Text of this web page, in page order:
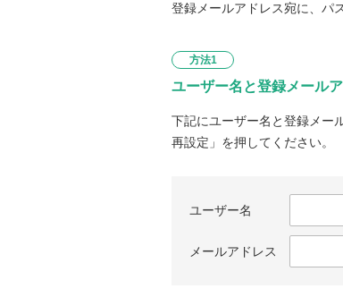
登録メールアドレス宛に、パ
方法1
ユーザー名と登録メール
下記にユーザー名と登録メー
再設定」を押してください。
ユーザー名
メールアドレス